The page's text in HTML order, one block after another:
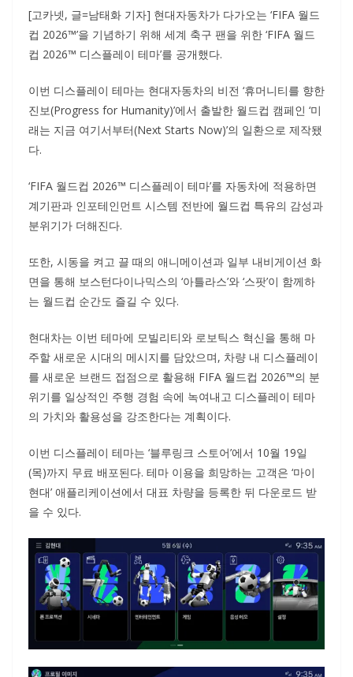
[고카넷, 글=남태화 기자] 현대자동차가 다가오는 ‘FIFA 월드
컵 2026™’을 기념하기 위해 세계 축구 팬을 위한 ‘FIFA 월드
컵 2026™ 디스플레이 테마’를 공개했다.
이번 디스플레이 테마는 현대자동차의 비전 ‘휴머니티를 향한
진보(Progress for Humanity)’에서 출발한 월드컵 캠페인 ‘미
래는 지금 여기서부터(Next Starts Now)’의 일환으로 제작됐
다.
‘FIFA 월드컵 2026™ 디스플레이 테마’를 자동차에 적용하면
계기판과 인포테인먼트 시스템 전반에 월드컵 특유의 감성과
분위기가 더해진다.
또한, 시동을 켜고 끌 때의 애니메이션과 일부 내비게이션 화
면을 통해 보스턴다이나믹스의 ‘아틀라스’와 ‘스팟’이 함께하
는 월드컵 순간도 즐길 수 있다.
현대차는 이번 테마에 모빌리티와 로보틱스 혁신을 통해 마
주할 새로운 시대의 메시지를 담았으며, 차량 내 디스플레이
를 새로운 브랜드 접점으로 활용해 FIFA 월드컵 2026™의 분
위기를 일상적인 주행 경험 속에 녹여내고 디스플레이 테마
의 가치와 활용성을 강조한다는 계획이다.
이번 디스플레이 테마는 ‘블루링크 스토어’에서 10월 19일
(목)까지 무료 배포된다. 테마 이용을 희망하는 고객은 ‘마이
현대’ 애플리케이션에서 대표 차량을 등록한 뒤 다운로드 받
을 수 있다.